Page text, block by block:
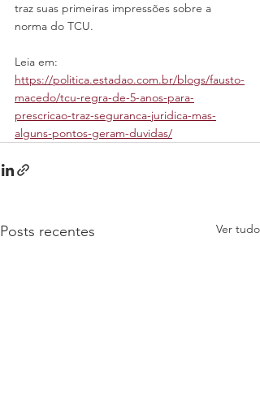
traz suas primeiras impressões sobre a
norma do TCU.
Leia em:
https://politica.estadao.com.br/blogs/fausto-
macedo/tcu-regra-de-5-anos-para-
prescricao-traz-seguranca-juridica-mas-
alguns-pontos-geram-duvidas/
Posts recentes Ver tudo